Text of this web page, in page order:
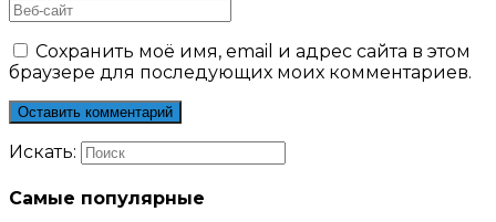
Сохранить моё имя, email и адрес сайта в этом
браузере для последующих моих комментариев.
Искать:
Самые популярные